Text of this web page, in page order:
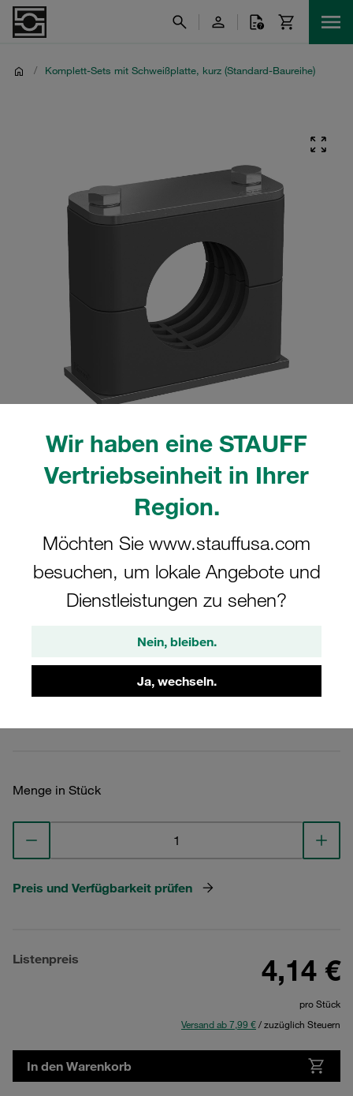
Wir haben eine STAUFF
Vertriebseinheit in Ihrer
Region.
Möchten Sie www.stauffusa.com
besuchen, um lokale Angebote und
Dienstleistungen zu sehen?
Nein, bleiben.
Ja, wechseln.
/ Komplett-Sets mit Schweißplatte, kurz (Standard-Baureihe)
tatsächlichen Produkt abweichen.
Mehr anzeigen
Komplettschelle Standard-Baureihe Gr.
3 Ø20,4mm Polyamid W10 gerippt, mit
Vorspannung Anschweißpl., kurz
Deckpl., AS-Schraube
SP-320.4-PA-DP-AS-M-W10
STAUFF Materialnr. 1110000964
Menge in Stück
Preis und Verfügbarkeit prüfen
Listenpreis 4,14 €
pro Stück
Versand ab 7,99 €/ zuzüglich Steuern
In den Warenkorb